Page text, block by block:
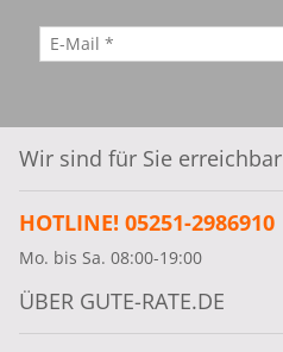
Wir sind für Sie erreichbar
HOTLINE! 05251-2986910
Mo. bis Sa. 08:00-19:00
ÜBER GUTE-RATE.DE